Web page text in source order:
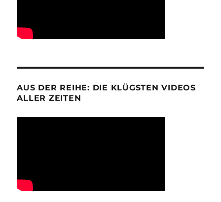
AUS DER REIHE: DIE KLÜGSTEN VIDEOS
ALLER ZEITEN